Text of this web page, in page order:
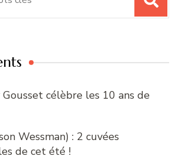
célèbre les 10 ans de
Wessman) : 2 cuvées
de cet été !